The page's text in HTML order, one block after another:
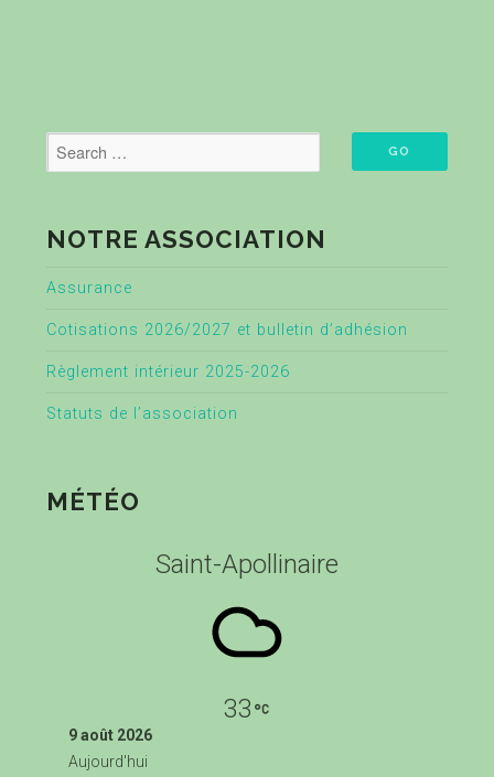
NOTRE ASSOCIATION
Assurance
Cotisations 2026/2027 et bulletin d’adhésion
Règlement intérieur 2025-2026
Statuts de l’association
MÉTÉO
Saint-Apollinaire
33
9 août 2026
Aujourd'hui